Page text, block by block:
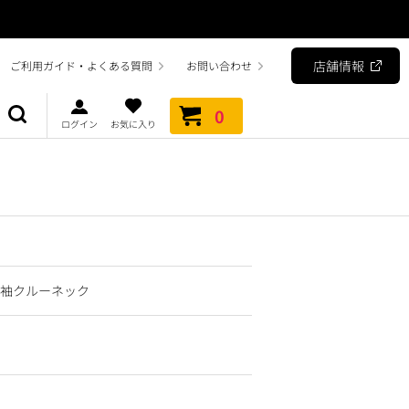
ご利用ガイド・よくある質問 お問い合わせ 店舗情報
ログイン お気に入り 0
クルーネック